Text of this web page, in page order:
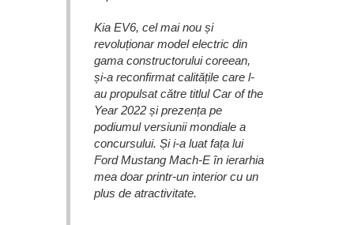
Kia EV6, cel mai nou și
revoluționar model electric din
gama constructorului coreean,
și-a reconfirmat calitățile care l-
au propulsat către titlul Car of the
Year 2022 și prezența pe
podiumul versiunii mondiale a
concursului. Și i-a luat fața lui
Ford Mustang Mach-E în ierarhia
mea doar printr-un interior cu un
plus de atractivitate.